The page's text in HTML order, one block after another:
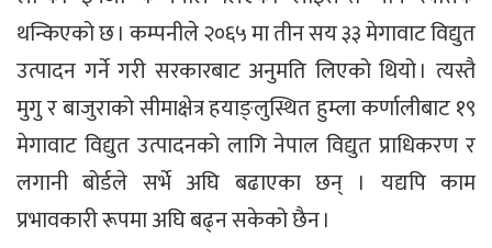
थन्किएको छ । कम्पनीले २०६५ मा तीन सय ३३ मेगावाट विद्युत
उत्पादन गर्ने गरी सरकारबाट अनुमति लिएको थियो । त्यस्तै
मुगु र बाजुराको सीमाक्षेत्र हयाङ्लुस्थित हुम्ला कर्णालीबाट १९
मेगावाट विद्युत उत्पादनको लागि नेपाल विद्युत प्राधिकरण र
लगानी बोर्डले सर्भे अघि बढाएका छन् । यद्यपि काम
प्रभावकारी रूपमा अघि बढ्न सकेको छैन ।